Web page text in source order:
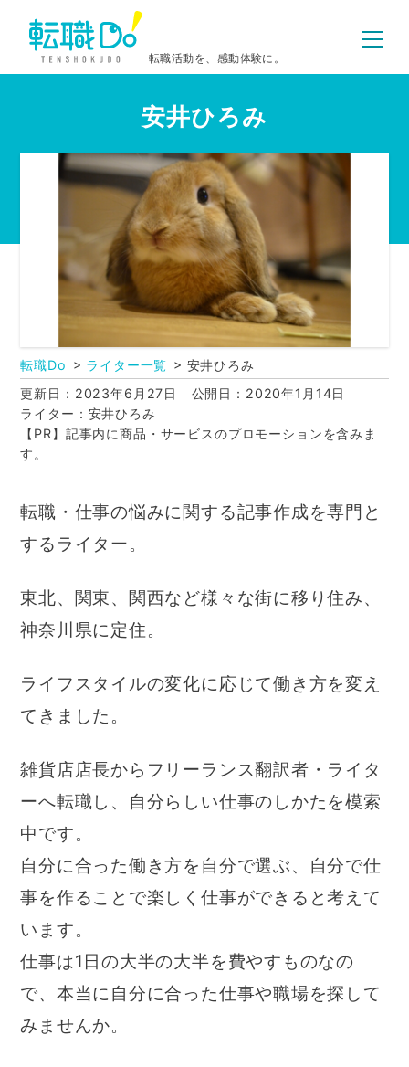
転職活動を、感動体験に。
安井ひろみ
転職Do ライター一覧
安井ひろみ
更新日：2023年6月27日
公開日：2020年1月14日
ライター：安井ひろみ
【PR】記事内に商品・サービスのプロモーションを含みま
す。
転職・仕事の悩みに関する記事作成を専門と
するライター。
東北、関東、関西など様々な街に移り住み、
神奈川県に定住。
ライフスタイルの変化に応じて働き方を変え
てきました。
雑貨店店長からフリーランス翻訳者・ライタ
ーへ転職し、自分らしい仕事のしかたを模索
中です。
自分に合った働き方を自分で選ぶ、自分で仕
事を作ることで楽しく仕事ができると考えて
います。
仕事は1日の大半の大半を費やすものなの
で、本当に自分に合った仕事や職場を探して
みませんか。